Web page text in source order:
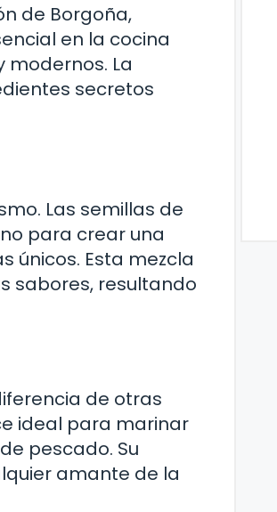
de Borgoña,
en la cocina
La
secretos
Las semillas de
para crear una
únicos. Esta mezcla
sabores, resultando
de otras
ideal para marinar
pescado. Su
amante de la